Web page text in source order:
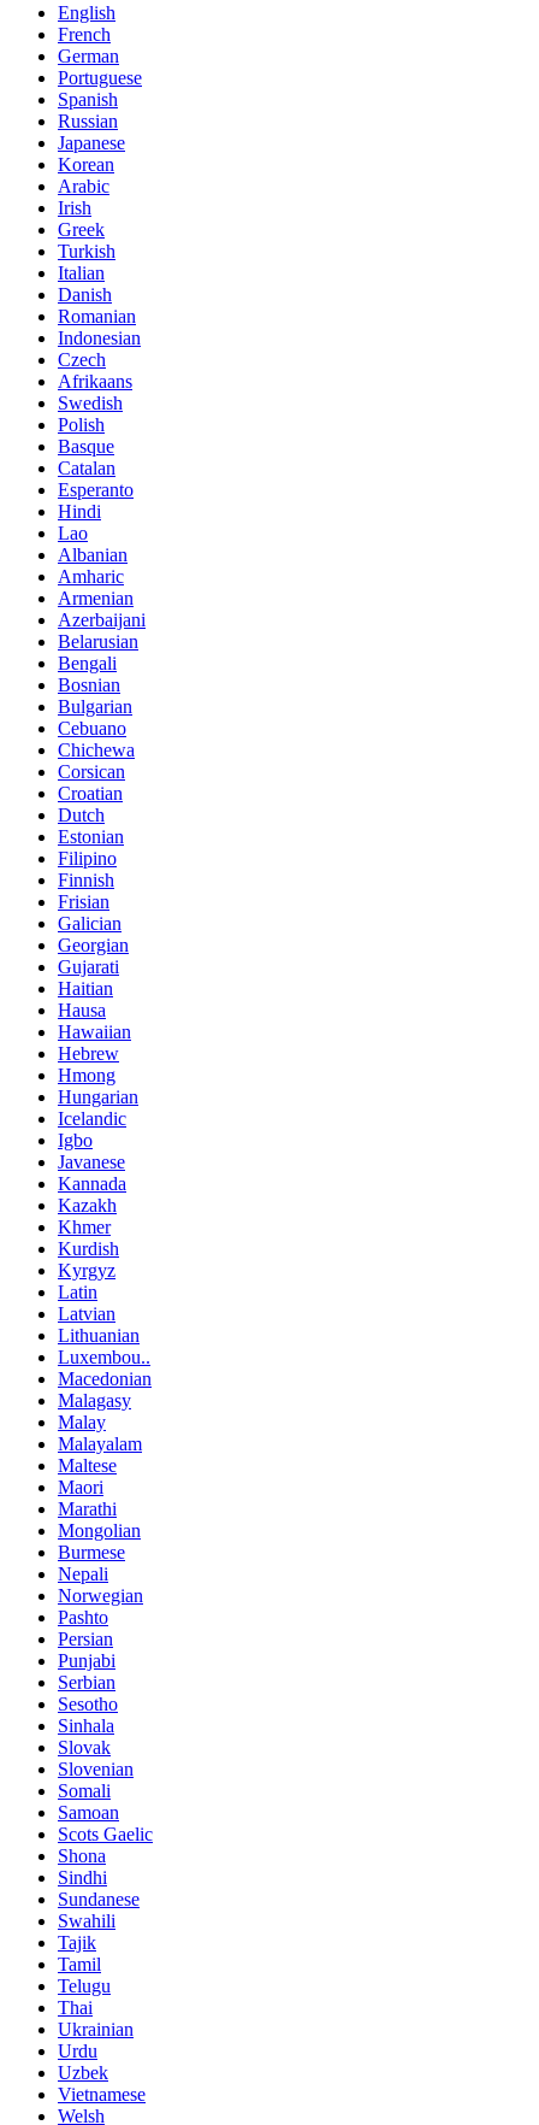
English
French
German
Portuguese
Spanish
Russian
Japanese
Korean
Arabic
Irish
Greek
Turkish
Italian
Danish
Romanian
Indonesian
Czech
Afrikaans
Swedish
Polish
Basque
Catalan
Esperanto
Hindi
Lao
Albanian
Amharic
Armenian
Azerbaijani
Belarusian
Bengali
Bosnian
Bulgarian
Cebuano
Chichewa
Corsican
Croatian
Dutch
Estonian
Filipino
Finnish
Frisian
Galician
Georgian
Gujarati
Haitian
Hausa
Hawaiian
Hebrew
Hmong
Hungarian
Icelandic
Igbo
Javanese
Kannada
Kazakh
Khmer
Kurdish
Kyrgyz
Latin
Latvian
Lithuanian
Luxembou..
Macedonian
Malagasy
Malay
Malayalam
Maltese
Maori
Marathi
Mongolian
Burmese
Nepali
Norwegian
Pashto
Persian
Punjabi
Serbian
Sesotho
Sinhala
Slovak
Slovenian
Somali
Samoan
Scots Gaelic
Shona
Sindhi
Sundanese
Swahili
Tajik
Tamil
Telugu
Thai
Ukrainian
Urdu
Uzbek
Vietnamese
Welsh